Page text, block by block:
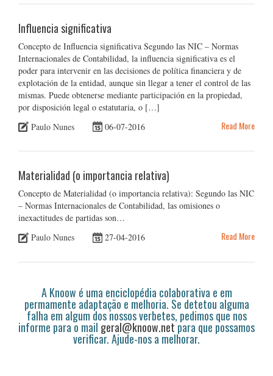
Influencia significativa
Concepto de Influencia significativa Segundo las NIC – Normas
Internacionales de Contabilidad, la influencia significativa es el
poder para intervenir en las decisiones de política financiera y de
explotación de la entidad, aunque sin llegar a tener el control de las
mismas. Puede obtenerse mediante participación en la propiedad,
por disposición legal o estatutaria, o […]
Paulo Nunes
06-07-2016 Read More
Materialidad (o importancia relativa)
Concepto de Materialidad (o importancia relativa): Segundo las NIC
– Normas Internacionales de Contabilidad, las omisiones o
inexactitudes de partidas son…
Paulo Nunes
27-04-2016 Read More
A Knoow é uma enciclopédia colaborativa e em
permamente adaptação e melhoria. Se detetou alguma
falha em algum dos nossos verbetes, pedimos que nos
informe para o mail geral@knoow.netpara que possamos
verificar. Ajude-nos a melhorar.